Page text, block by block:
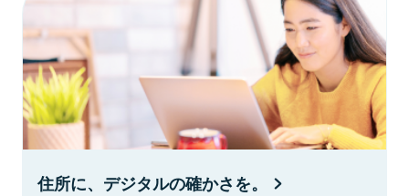
住所に、デジタルの確かさを。